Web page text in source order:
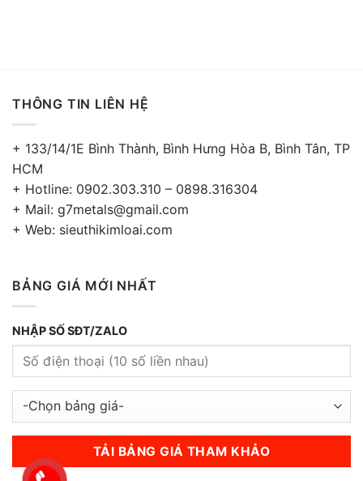
THÔNG TIN LIÊN HỆ
+ 133/14/1E Bình Thành, Bình Hưng Hòa B, Bình Tân, TP
HCM
+ Hotline: 0902.303.310 – 0898.316304
+ Mail: g7metals@gmail.com
+ Web: sieuthikimloai.com
BẢNG GIÁ MỚI NHẤT
NHẬP SỐ SĐT/ZALO